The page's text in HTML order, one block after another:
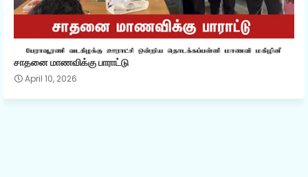
சாதனை மாணவிக்கு பாராட்டு
April 10, 2026